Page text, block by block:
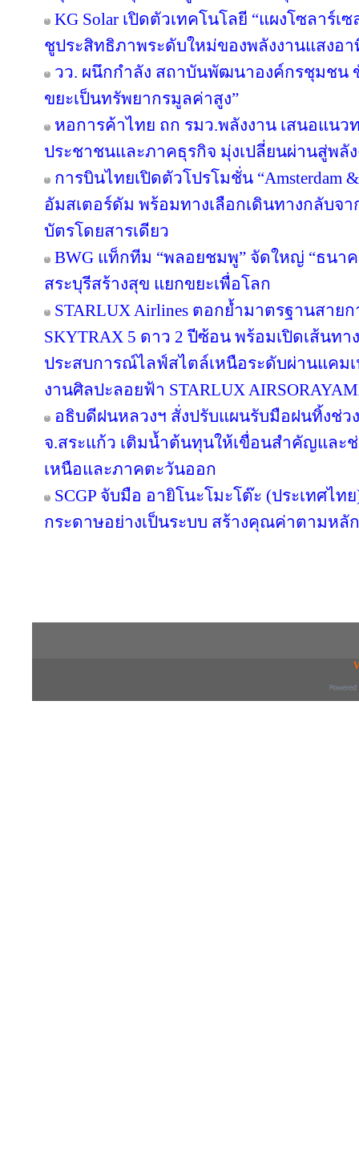
KG Solar เปิดตัวเทคโนโลยี “แผงโซลาร์เ
ชูประสิทธิภาพระดับใหม่ของพลังงานแสงอ
วว. ผนึกกำลัง สถาบันพัฒนาองค์กรชุมชน
ขยะเป็นทรัพยากรมูลค่าสูง”
หอการค้าไทย ถก รมว.พลังงาน เสนอแน
ประชาชนและภาคธุรกิจ มุ่งเปลี่ยนผ่านสู่พลั
การบินไทยเปิดตัวโปรโมชั่น “Amsterdam
อัมสเตอร์ดัม พร้อมทางเลือกเดินทางกลับจา
บัตรโดยสารเดียว
BWG แท็กทีม “พลอยชมพู” จัดใหญ่ “ธนา
สระบุรีสร้างสุข แยกขยะเพื่อโลก
STARLUX Airlines ตอกย้ำมาตรฐานสาย
SKYTRAX 5 ดาว 2 ปีซ้อน พร้อมเปิดเส้นทา
ประสบการณ์ไลฟ์สไตล์เหนือระดับผ่านแคมเ
งานศิลปะลอยฟ้า STARLUX
อธิบดีฝนหลวงฯ สั่งปรับแผนรับมือฝนทิ้งช่ว
จ.สระแก้ว เติมน้ำต้นทุนให้เขื่อนสำคัญและ
เหนือและภาคตะวันออก
SCGP จับมือ อายิโนะโมะโต๊ะ (ประเทศไท
กระดาษอย่างเป็นระบบ สร้างคุณค่าตามหลั